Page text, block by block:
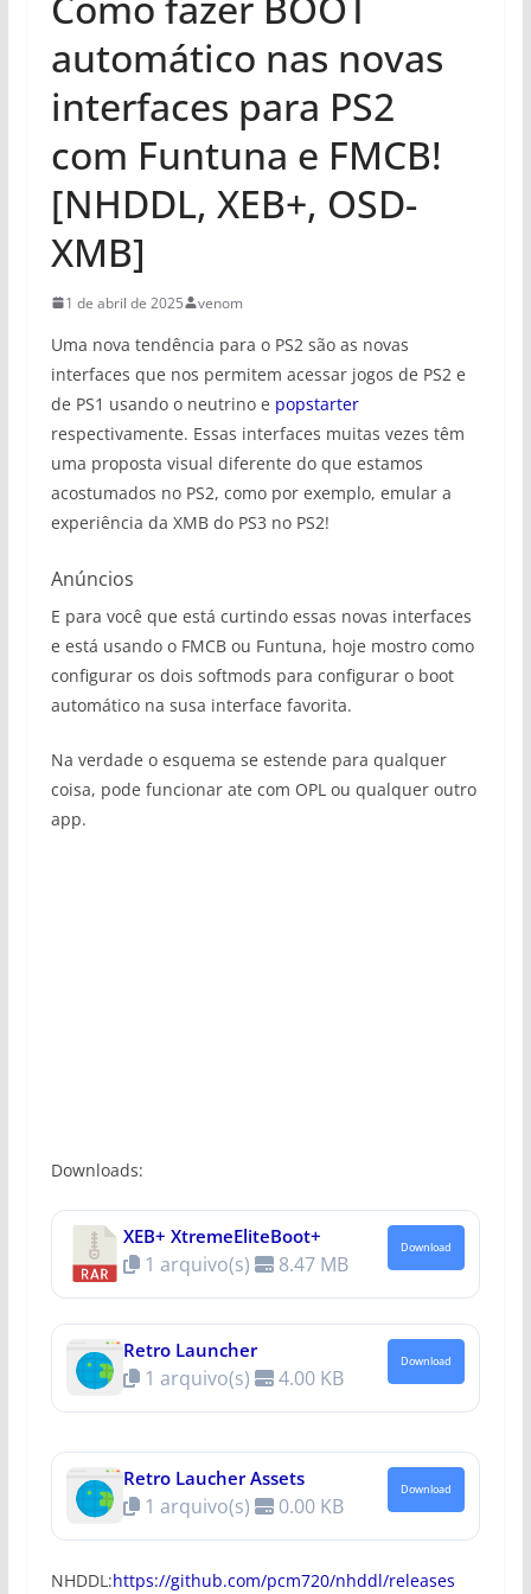
automático nas novas
interfaces para PS2
com Funtuna e FMCB!
[NHDDL, XEB+, OSD-
XMB]
1 de abril de 2025 venom
Uma nova tendência para o PS2 são as novas
interfaces que nos permitem acessar jogos de PS2 e
de PS1 usando o neutrino e popstarter
respectivamente. Essas interfaces muitas vezes têm
uma proposta visual diferente do que estamos
acostumados no PS2, como por exemplo, emular a
experiência da XMB do PS3 no PS2!
Anúncios
E para você que está curtindo essas novas interfaces
e está usando o FMCB ou Funtuna, hoje mostro como
configurar os dois softmods para configurar o boot
automático na susa interface favorita.
Na verdade o esquema se estende para qualquer
coisa, pode funcionar ate com OPL ou qualquer outro
app.
Downloads:
XEB+ XtremeEliteBoot+
1 arquivo(s) 8.47 MB
Download
Retro Launcher
1 arquivo(s) 4.00 KB
Download
Retro Laucher Assets
1 arquivo(s) 0.00 KB
Download
NHDDL:https://github.com/pcm720/nhddl/releases